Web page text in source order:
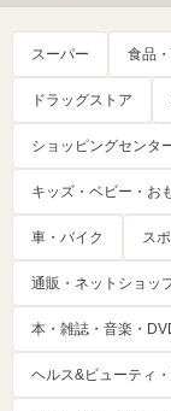
スーパー 食品
ドラッグストア
ショッピングセンタ
キッズ・ベビー・お
車・バイク ス
通販・ネットショッ
本・雑誌・音楽・
ヘルス&ビューティ